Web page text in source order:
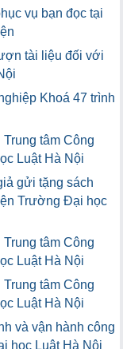
vụ bạn đọc tại
tài liệu đối với
Khoá 47 trình
tâm Công
Luật Hà Nội
gửi tặng sách
Trường Đại học
tâm Công
Luật Hà Nội
tâm Công
Luật Hà Nội
và vận hành công
học Luật Hà Nội